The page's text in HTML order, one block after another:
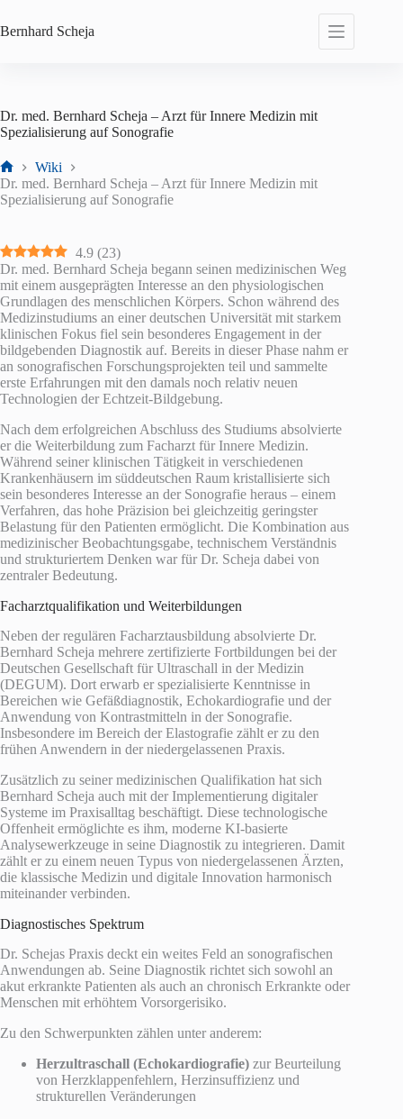
Inhalt
springen
Bernhard Scheja
Dr. med. Bernhard Scheja – Arzt für Innere Medizin mit
Spezialisierung auf Sonografie
Start
Wiki
Dr. med. Bernhard Scheja – Arzt für Innere Medizin mit
Spezialisierung auf Sonografie
4.9 (23)
Dr. med. Bernhard Scheja begann seinen medizinischen Weg
mit einem ausgeprägten Interesse an den physiologischen
Grundlagen des menschlichen Körpers. Schon während des
Medizinstudiums an einer deutschen Universität mit starkem
klinischen Fokus fiel sein besonderes Engagement in der
bildgebenden Diagnostik auf. Bereits in dieser Phase nahm er
an sonografischen Forschungsprojekten teil und sammelte
erste Erfahrungen mit den damals noch relativ neuen
Technologien der Echtzeit-Bildgebung.
Nach dem erfolgreichen Abschluss des Studiums absolvierte
er die Weiterbildung zum Facharzt für Innere Medizin.
Während seiner klinischen Tätigkeit in verschiedenen
Krankenhäusern im süddeutschen Raum kristallisierte sich
sein besonderes Interesse an der Sonografie heraus – einem
Verfahren, das hohe Präzision bei gleichzeitig geringster
Belastung für den Patienten ermöglicht. Die Kombination aus
medizinischer Beobachtungsgabe, technischem Verständnis
und strukturiertem Denken war für Dr. Scheja dabei von
zentraler Bedeutung.
Facharztqualifikation und Weiterbildungen
Neben der regulären Facharztausbildung absolvierte Dr.
Bernhard Scheja mehrere zertifizierte Fortbildungen bei der
Deutschen Gesellschaft für Ultraschall in der Medizin
(DEGUM). Dort erwarb er spezialisierte Kenntnisse in
Bereichen wie Gefäßdiagnostik, Echokardiografie und der
Anwendung von Kontrastmitteln in der Sonografie.
Insbesondere im Bereich der Elastografie zählt er zu den
frühen Anwendern in der niedergelassenen Praxis.
Zusätzlich zu seiner medizinischen Qualifikation hat sich
Bernhard Scheja auch mit der Implementierung digitaler
Systeme im Praxisalltag beschäftigt. Diese technologische
Offenheit ermöglichte es ihm, moderne KI-basierte
Analysewerkzeuge in seine Diagnostik zu integrieren. Damit
zählt er zu einem neuen Typus von niedergelassenen Ärzten,
die klassische Medizin und digitale Innovation harmonisch
miteinander verbinden.
Diagnostisches Spektrum
Dr. Schejas Praxis deckt ein weites Feld an sonografischen
Anwendungen ab. Seine Diagnostik richtet sich sowohl an
akut erkrankte Patienten als auch an chronisch Erkrankte oder
Menschen mit erhöhtem Vorsorgerisiko.
Zu den Schwerpunkten zählen unter anderem:
Herzultraschall (Echokardiografie) zur Beurteilung
von Herzklappenfehlern, Herzinsuffizienz und
strukturellen Veränderungen